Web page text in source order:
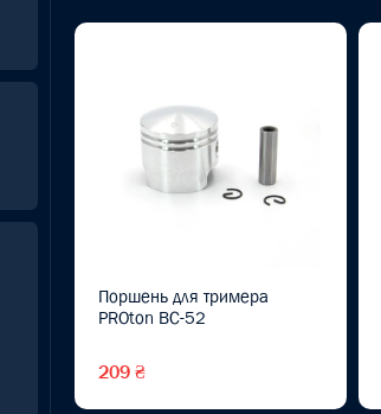
Поршень для тримера
PROton BC-52
209 ₴